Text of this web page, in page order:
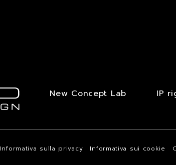
New Concept Lab IP
Informativa sulla privacy Informativa sui cookie